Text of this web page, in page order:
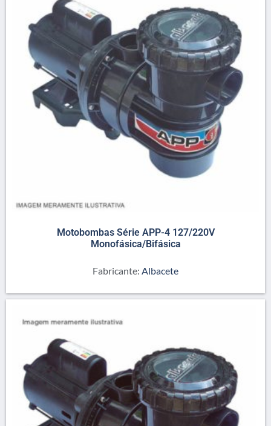
Motobombas Série APP-4 127/220V
Monofásica/Bifásica
Fabricante: Albacete